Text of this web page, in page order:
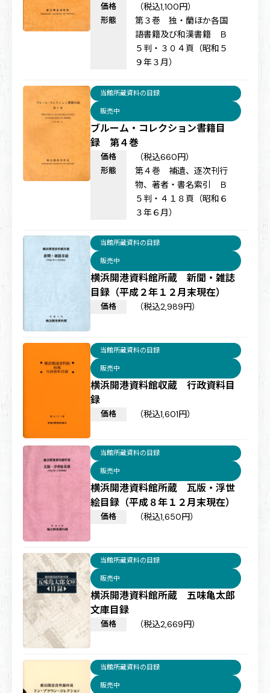
価格 （税込1,100円）
形態
第３巻 独・蘭ほか各国
語書籍及び和漢書籍 Ｂ
５判・３０４頁（昭和５
９年３月）
ブルーム・コレクション書籍目
録 第４巻
当館所蔵資料の目録
販売中
価格 （税込660円）
形態
第４巻 補遺、逐次刊行
物、著者・書名索引 Ｂ
５判・４１８頁（昭和６
３年６月）
横浜開港資料館所蔵 新聞・雑誌
目録（平成２年１２月末現在）
当館所蔵資料の目録
販売中
価格 （税込2,989円）
横浜開港資料館収蔵 行政資料目
録
当館所蔵資料の目録
販売中
価格 （税込1,601円）
横浜開港資料館所蔵 瓦版・浮世
絵目録（平成８年１２月末現在）
当館所蔵資料の目録
販売中
価格 （税込1,650円）
横浜開港資料館所蔵 五味亀太郎
文庫目録
当館所蔵資料の目録
販売中
価格 （税込2,669円）
当館所蔵資料の目録
販売中